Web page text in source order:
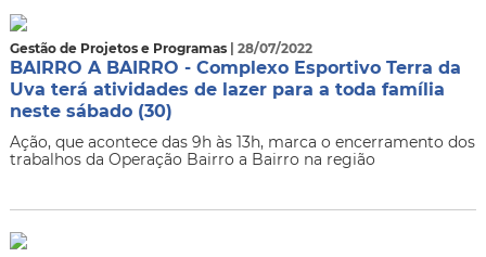
Gestão de Projetos e Programas | 28/07/2022
BAIRRO A BAIRRO - Complexo Esportivo Terra da
Uva terá atividades de lazer para a toda família
neste sábado (30)
Ação, que acontece das 9h às 13h, marca o encerramento dos
trabalhos da Operação Bairro a Bairro na região